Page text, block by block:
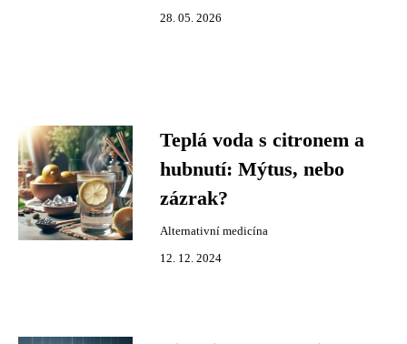
28. 05. 2026
Teplá voda s citronem a
hubnutí: Mýtus, nebo
zázrak?
Alternativní medicína
12. 12. 2024